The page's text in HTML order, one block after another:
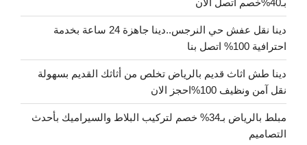
دينا نقل عفش حي النرجس..دينا جاهزة 24 ساعة بخدمة
احترافية 100% اتصل بنا
دينا طش اثاث قديم بالرياض تخلص من أثاثك القديم بسهولة
نقل آمن ونظيف 100%احجز الان
مبلط بالرياض بـ34% خصم لتركيب البلاط والسيراميك بأحدث
التصاميم